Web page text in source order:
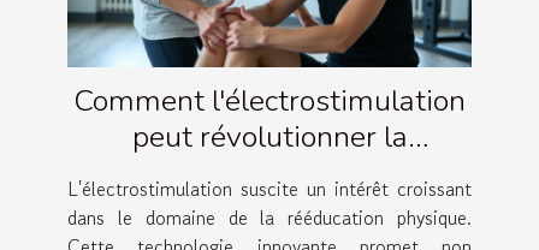
Comment l'électrostimulation
peut révolutionner la
rééducation physique ?
L'électrostimulation suscite un intérêt croissant
dans le domaine de la rééducation physique.